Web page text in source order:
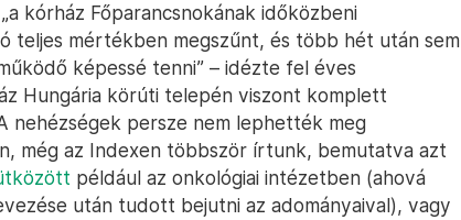
kórház Főparancsnokának időközbeni
teljes mértékben megszűnt, és több hét után sem
képessé tenni” – idézte fel éves
Hungária körúti telepén viszont komplett
nehézségek persze nem lephették meg
még az Indexen többször írtunk, bemutatva azt
például az onkológiai intézetben (ahová
után tudott bejutni az adományaival), vagy